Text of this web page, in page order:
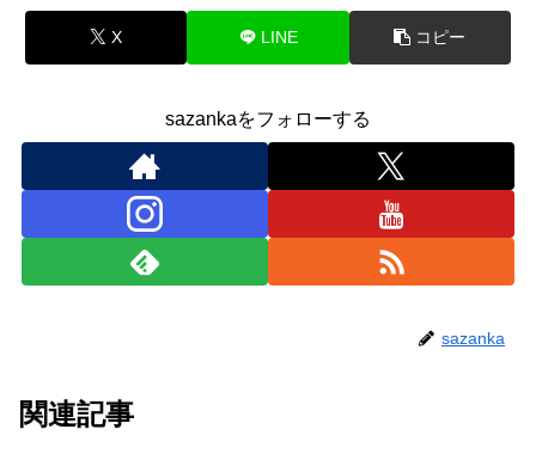
X LINE コピー
sazankaをフォローする
sazanka
関連記事